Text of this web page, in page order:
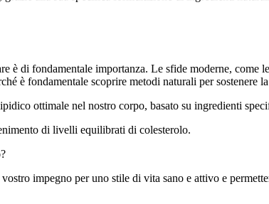
è di fondamentale importanza. Le sfide moderne, come
è fondamentale scoprire metodi naturali per sostenere
ottimale nel nostro corpo, basato su ingredienti
di livelli equilibrati di colesterolo.
impegno per uno stile di vita sano e attivo e